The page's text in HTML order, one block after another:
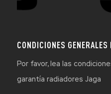
CONDICIONES GENERALES
Por favor, lea las
garantía radiadores Jaga